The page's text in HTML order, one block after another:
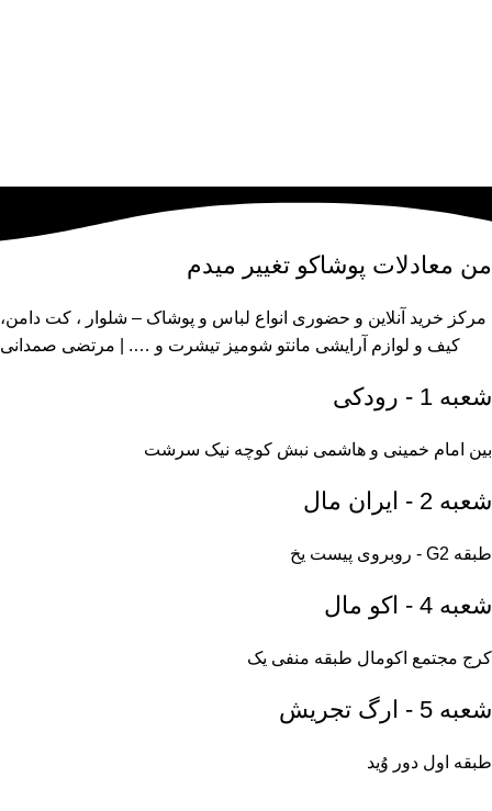
من معادلات پوشاکو تغییر میدم
مرکز خرید آنلاین و حضوری انواع لباس‌ و پوشاک – شلوار ، کت دامن،
کیف و لوازم آرایشی مانتو شومیز تیشرت و …. | مرتضی صمدانی
شعبه 1 - رودکی
بین امام خمینی و هاشمی نبش کوچه نیک سرشت
شعبه 2 - ایران مال
طبقه G2 - روبروی پیست یخ
شعبه 4 - اکو مال
کرج مجتمع اکومال طبقه منفی یک
شعبه 5 - ارگ تجریش
طبقه اول دور وُید